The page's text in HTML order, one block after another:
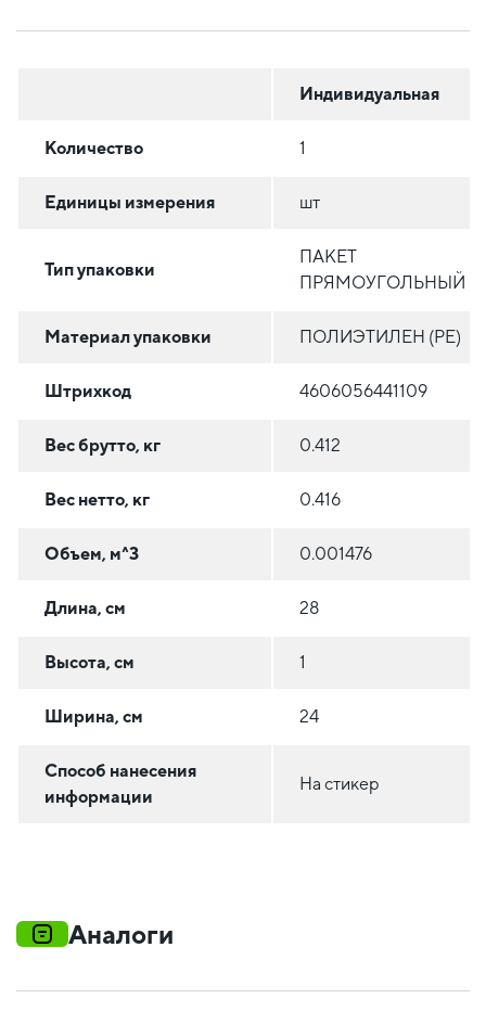
Индивидуальная
Количество 1
Единицы измерения шт
Тип упаковки
ПАКЕТ
ПРЯМОУГОЛЬНЫЙ
Материал упаковки ПОЛИЭТИЛЕН (PE)
Штрихкод 4606056441109
Вес брутто, кг 0.412
Вес нетто, кг 0.416
Объем, м^3 0.001476
Длина, см 28
Высота, см 1
Ширина, см 24
Способ нанесения
информации
На стикер
Аналоги